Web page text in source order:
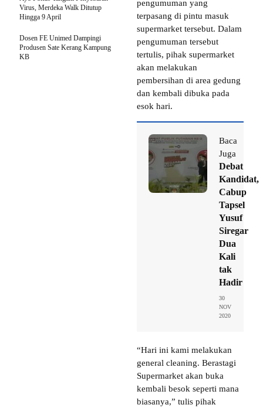
pengumuman yang
terpasang di pintu masuk
supermarket tersebut. Dalam
pengumuman tersebut
tertulis, pihak supermarket
akan melakukan
pembersihan di area gedung
dan kembali dibuka pada
esok hari.
Baca
Juga
Debat
Kandidat,
Cabup
Tapsel
Yusuf
Siregar
Dua
Kali
tak
Hadir
30
NOV
2020
“Hari ini kami melakukan
general cleaning. Berastagi
Supermarket akan buka
kembali besok seperti mana
biasanya,” tulis pihak
Virus, Merdeka Walk Ditutup
Hingga 9 April
Dosen FE Unimed Dampingi
Produsen Sate Kerang Kampung
KB